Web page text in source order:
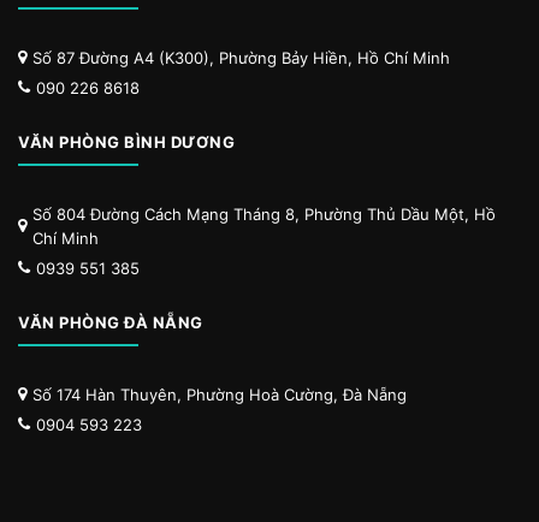
Số 87 Đường A4 (K300), Phường Bảy Hiền, Hồ Chí Minh
090 226 8618
VĂN PHÒNG BÌNH DƯƠNG
Số 804 Đường Cách Mạng Tháng 8, Phường Thủ Dầu Một, Hồ
Chí Minh
0939 551 385
VĂN PHÒNG ĐÀ NẴNG
Số 174 Hàn Thuyên, Phường Hoà Cường, Đà Nẵng
0904 593 223